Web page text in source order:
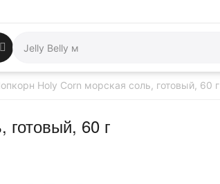
Holy Corn морская соль, готовый, 60 г
готовый, 60 г